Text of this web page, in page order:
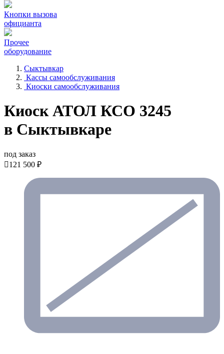
Кнопки вызова
официанта
Прочее
оборудование
Сыктывкар
Кассы самообслуживания
Киоски самообслуживания
Киоск АТОЛ КСО 3245
в Сыктывкаре
под заказ
121 500 ₽